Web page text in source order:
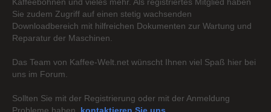
Sie zudem Zugriff auf einen stetig wachsenden
Downloadbereich mit hilfreichen Dokumenten zur Wartung und
Reparatur der Maschinen.
Das Team von Kaffee-Welt.net wünscht Ihnen viel Spaß hier bei
uns im Forum.
Sollten Sie mit der Registrierung oder mit der Anmeldung